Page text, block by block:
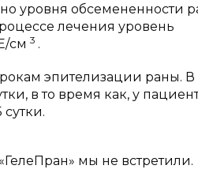
уровня обсемененности
лечения уровень
см 3 .
эпителизации раны. В
в то время как, у
мы не встретили.